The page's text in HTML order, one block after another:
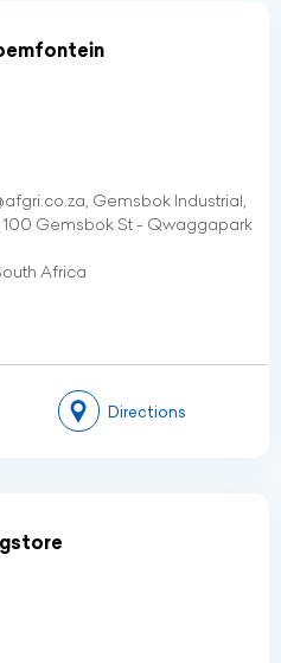
Gemsbok Industrial,
Gemsbok St - Qwaggapark
Africa
Directions